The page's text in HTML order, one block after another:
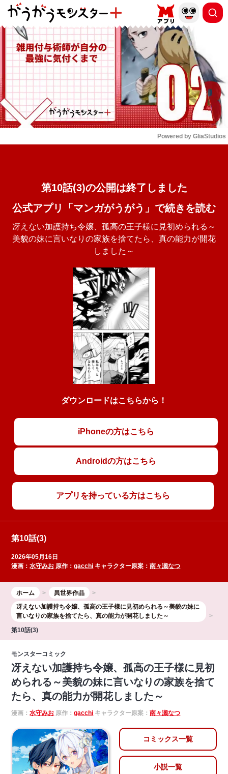
もっと読む
Powered by GliaStudios
第10話(3)の公開は終了しました
公式アプリ「マンガがうがう」で続きを読む
冴えない加護持ち令嬢、孤高の王子様に見初められる～
美貌の妹に言いなりの家族を捨てたら、真の能力が開花
しました～
ダウンロードはこちらから！
iPhoneの方はこちら
Androidの方はこちら
アプリを持っている方はこちら
第10話(3)
2026年05月16日
漫画：水守みお 原作：gacchi キャラクター原案：南々瀬なつ
ホーム
異世界作品
冴えない加護持ち令嬢、孤高の王子様に見初められる～美貌の妹に
言いなりの家族を捨てたら、真の能力が開花しました～
第10話(3)
モンスターコミック
冴えない加護持ち令嬢、孤高の王子様に見初
められる～美貌の妹に言いなりの家族を捨て
たら、真の能力が開花しました～
漫画：水守みお 原作：gacchi キャラクター原案：南々瀬なつ
コミックス一覧
小説一覧